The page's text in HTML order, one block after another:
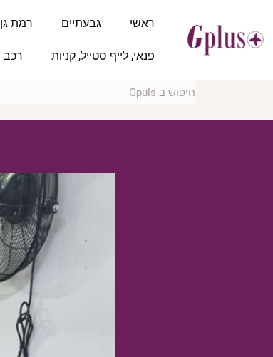
ראשי גבעתיים רמת גן
פנאי, לייף סטייל, קניות רכב